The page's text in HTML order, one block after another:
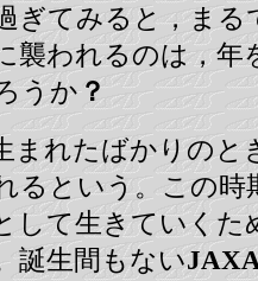
ぎてみると，まる
襲われるのは，年
うか？
れたばかりのと
るという。この時
して生きていくた
誕生間もない